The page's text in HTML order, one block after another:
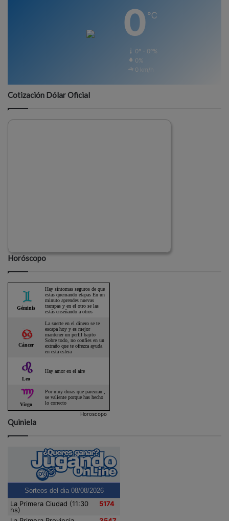
0 ℃
0º - 0º%
0%
0 km/h
Cotización Dólar Oficial
Horóscopo
Horoscopo
Quiniela